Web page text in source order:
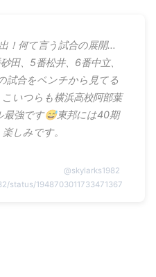
！何て言う試合の展開…
田、5番松井、6番中立、
試合をベンチから見てる
いつらも横浜高校阿部葉
最強です😅東邦には40期
しみです。
@skylarks1982
status/1948703011733471367